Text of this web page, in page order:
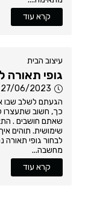
קרא עוד
עיצוב הבית
גופי תאורה
27/06/2023
הגעתם לשלב שבו
כך, חשוב שתעצרו
שאתם חושבים .
שימושית. תוהים
לבחור גופי תאורה
מחשבה...
קרא עוד